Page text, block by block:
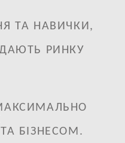
ТА НАВИЧКИ,
РИНКУ
БІЗНЕСОМ.